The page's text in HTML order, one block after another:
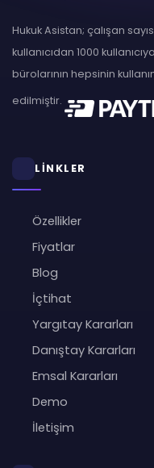
Hukuk Asistan; çalışan
kullanıcıdan 1000
bürolarının hepsinin
edilmiştir.
LİNKLER
Özellikler
Fiyatlar
Blog
İçtihat
Yargıtay Kararları
Danıştay Kararları
Emsal Kararları
Demo
İletişim